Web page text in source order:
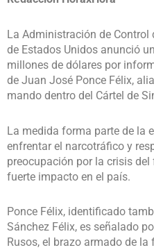
La Administración de Control
de Estados Unidos anunció
millones de dólares por
de Juan José Ponce Félix,
mando dentro del Cártel de
La medida forma parte de la
enfrentar el narcotráfico y
preocupación por la crisis
fuerte impacto en el país.
Ponce Félix, identificado
Sánchez Félix, es señalado
Rusos, el brazo armado de